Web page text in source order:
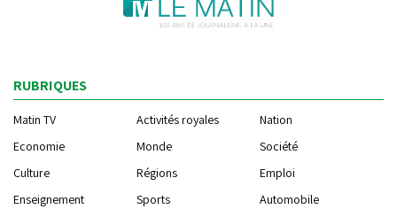
RUBRIQUES
Matin TV Activités royales
Nation
Economie
Monde
Société
Culture
Régions
Emploi
Enseignement
Sports
Automobile